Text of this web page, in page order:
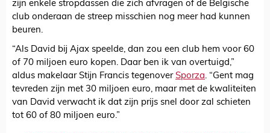
zijn enkele stropdassen die zich afvragen of de Belgische
club onderaan de streep misschien nog meer had kunnen
beuren.
“Als David bij Ajax speelde, dan zou een club hem voor 60
of 70 miljoen euro kopen. Daar ben ik van overtuigd,”
aldus makelaar Stijn Francis tegenover Sporza. “Gent mag
tevreden zijn met 30 miljoen euro, maar met de kwaliteiten
van David verwacht ik dat zijn prijs snel door zal schieten
tot 60 of 80 miljoen euro.”